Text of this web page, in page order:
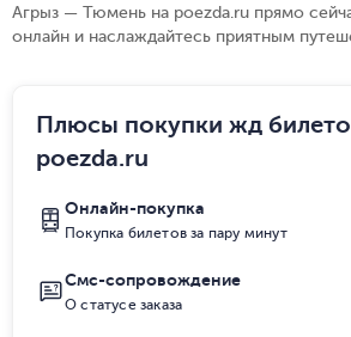
Агрыз — Тюмень на poezda.ru прямо
онлайн и наслаждайтесь приятным
Плюсы покупки жд
poezda.ru
Онлайн-покупка
Покупка билетов за пару минут
Смс-сопровождение
О статусе заказа